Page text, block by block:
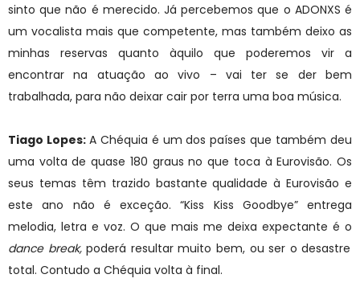
sinto que não é merecido. Já percebemos que o ADONXS é
um vocalista mais que competente, mas também deixo as
minhas reservas quanto àquilo que poderemos vir a
encontrar na atuação ao vivo – vai ter se der bem
trabalhada, para não deixar cair por terra uma boa música.
Tiago Lopes: A Chéquia é um dos países que também deu
uma volta de quase 180 graus no que toca à Eurovisão. Os
seus temas têm trazido bastante qualidade à Eurovisão e
este ano não é exceção. “Kiss Kiss Goodbye” entrega
melodia, letra e voz. O que mais me deixa expectante é o
dance break,poderá resultar muito bem, ou ser o desastre
total. Contudo a Chéquia volta à final.